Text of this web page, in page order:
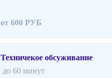
от 600 РУБ
Техничекое обсуживание
до 60 минут